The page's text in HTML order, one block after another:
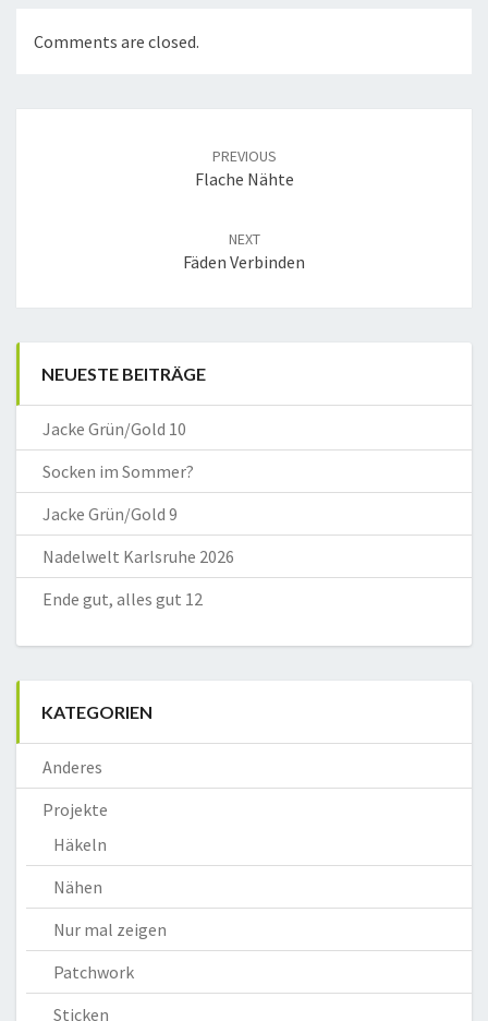
Comments are closed.
PREVIOUS
Flache Nähte
NEXT
Fäden Verbinden
NEUESTE BEITRÄGE
Jacke Grün/Gold 10
Socken im Sommer?
Jacke Grün/Gold 9
Nadelwelt Karlsruhe 2026
Ende gut, alles gut 12
KATEGORIEN
Anderes
Projekte
Häkeln
Nähen
Nur mal zeigen
Patchwork
Sticken